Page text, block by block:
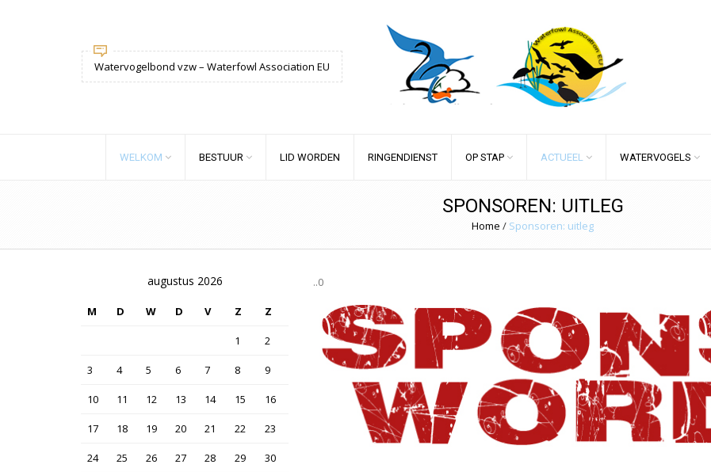
Watervogelbond vzw – Waterfowl Association EU
WELKOM BESTUUR LID WORDEN RINGENDIENST OP STAP ACTUEEL WATERVOGELS
SPONSOREN: UITLEG
Home / Sponsoren: uitleg
augustus 2026
M D W D V Z Z
1 2
3 4 5 6 7 8 9
10 11 12 13 14 15 16
17 18 19 20 21 22 23
24 25 26 27 28 29 30
..0